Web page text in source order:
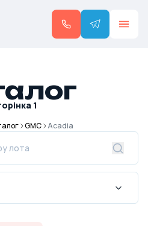
1
GMC Acadia